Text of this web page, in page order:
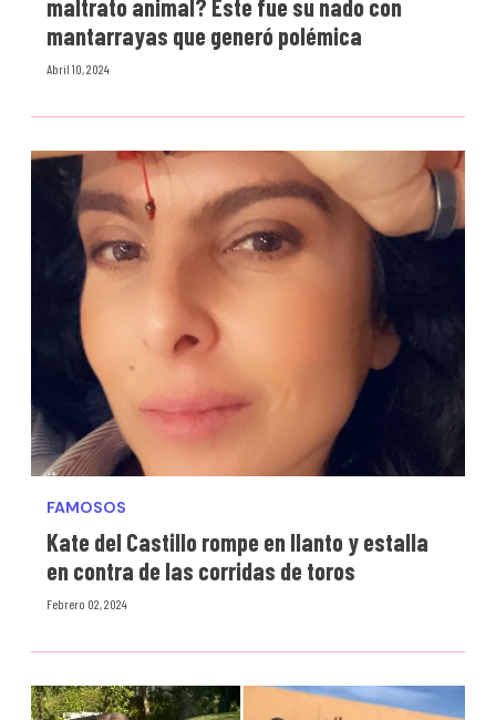
maltrato animal? Este fue su nado con
mantarrayas que generó polémica
Abril 10, 2024
FAMOSOS
Kate del Castillo rompe en llanto y estalla
en contra de las corridas de toros
Febrero 02, 2024